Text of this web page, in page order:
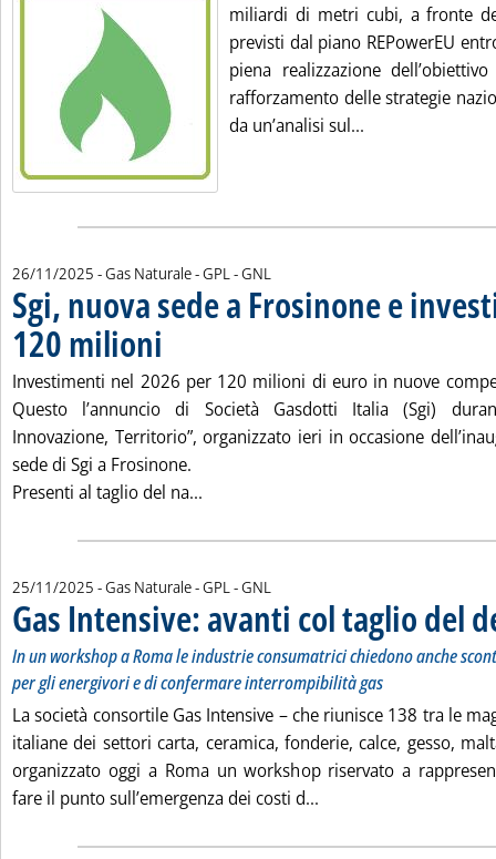
miliardi di metri cubi, a fronte
previsti dal piano REPowerEU
piena realizzazione
rafforzamento delle strategie
da un’analisi sul...
26/11/2025 - Gas Naturale - GPL - GNL
Sgi, nuova sede a Frosinone e
120 milioni
Investimenti nel 2026 per 120 milioni di euro in nuove
Questo l’annuncio di Società Gasdotti Italia (Sgi)
Innovazione, Territorio”, organizzato ieri in occasione
sede di Sgi a Frosinone.
Presenti al taglio del na...
25/11/2025 - Gas Naturale - GPL - GNL
Gas Intensive: avanti col taglio del
In un workshop a Roma le industrie consumatrici chiedono anche
per gli energivori e di confermare interrompibilità gas
La società consortile Gas Intensive – che riunisce 138 tra le
italiane dei settori carta, ceramica, fonderie, calce, gesso,
organizzato oggi a Roma un workshop riservato a
fare il punto sull’emergenza dei costi d...